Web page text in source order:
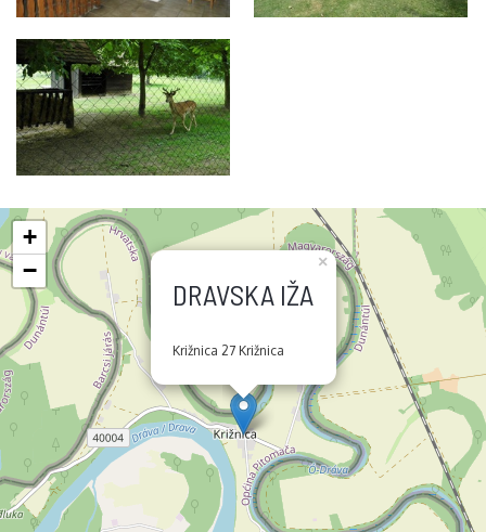
DRAVSKA IŽA
Križnica 27 Križnica
×
+
−